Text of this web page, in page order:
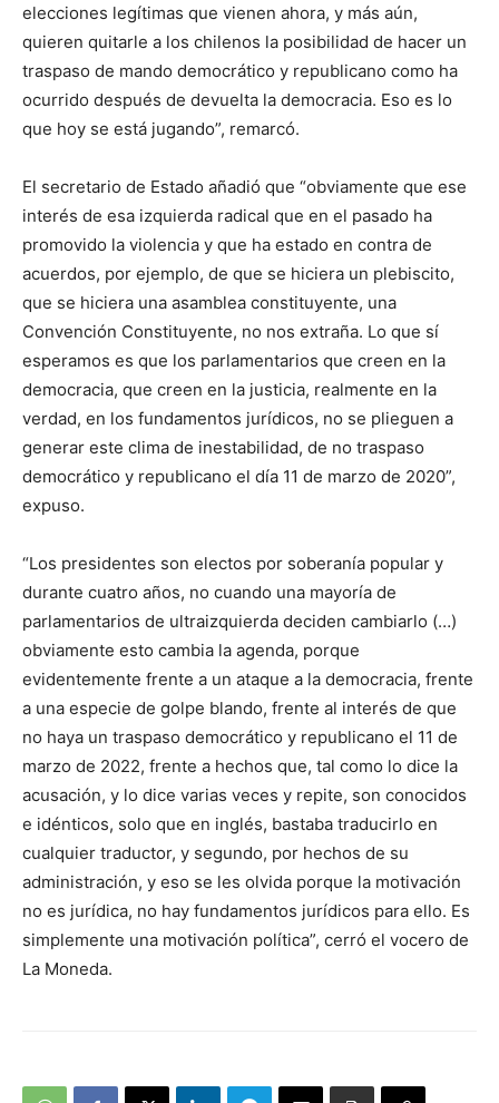
elecciones legítimas que vienen ahora, y más aún,
quieren quitarle a los chilenos la posibilidad de hacer un
traspaso de mando democrático y republicano como ha
ocurrido después de devuelta la democracia. Eso es lo
que hoy se está jugando”, remarcó.
El secretario de Estado añadió que “obviamente que ese
interés de esa izquierda radical que en el pasado ha
promovido la violencia y que ha estado en contra de
acuerdos, por ejemplo, de que se hiciera un plebiscito,
que se hiciera una asamblea constituyente, una
Convención Constituyente, no nos extraña. Lo que sí
esperamos es que los parlamentarios que creen en la
democracia, que creen en la justicia, realmente en la
verdad, en los fundamentos jurídicos, no se plieguen a
generar este clima de inestabilidad, de no traspaso
democrático y republicano el día 11 de marzo de 2020”,
expuso.
“Los presidentes son electos por soberanía popular y
durante cuatro años, no cuando una mayoría de
parlamentarios de ultraizquierda deciden cambiarlo (…)
obviamente esto cambia la agenda, porque
evidentemente frente a un ataque a la democracia, frente
a una especie de golpe blando, frente al interés de que
no haya un traspaso democrático y republicano el 11 de
marzo de 2022, frente a hechos que, tal como lo dice la
acusación, y lo dice varias veces y repite, son conocidos
e idénticos, solo que en inglés, bastaba traducirlo en
cualquier traductor, y segundo, por hechos de su
administración, y eso se les olvida porque la motivación
no es jurídica, no hay fundamentos jurídicos para ello. Es
simplemente una motivación política”, cerró el vocero de
La Moneda.